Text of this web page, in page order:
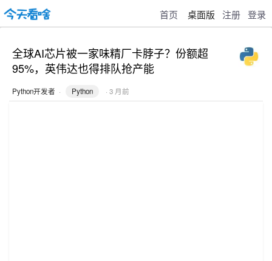
首页 桌面版 注册 登录
全球AI芯片被一家味精厂卡脖子？份额超
95%，英伟达也得排队抢产能
Python开发者 · Python · 3 月前